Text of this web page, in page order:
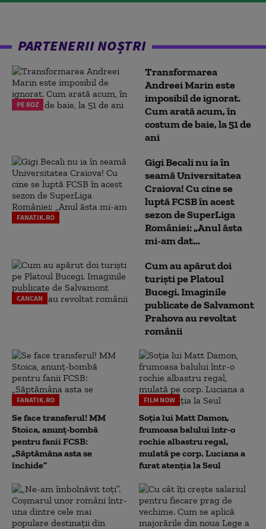
PARTENERII NOȘTRI
PE ROZ
Transformarea
Andreei Marin este
imposibil de ignorat.
Cum arată acum, în
costum de baie, la 51 de
ani
FANATIK.RO
Gigi Becali nu ia în
seamă Universitatea
Craiova! Cu cine se
luptă FCSB în acest
sezon de SuperLiga
României: „Anul ăsta
mi-am dat...
CANCAN
Cum au apărut doi
turiști pe Platoul
Bucegi. Imaginile
publicate de Salvamont
Prahova au revoltat
românii
FANATIK.RO
Se face transferul! MM
Stoica, anunț-bombă
pentru fanii FCSB:
„Săptămâna asta se
închide”
FILM NOW
Soția lui Matt Damon,
frumoasa balului într-o
rochie albastru regal,
mulată pe corp. Luciana a
furat atenția la Seul